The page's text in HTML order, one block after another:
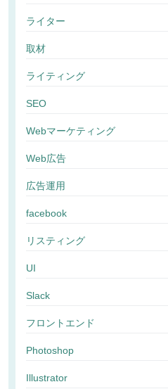
ライター
取材
ライティング
SEO
Webマーケティング
Web広告
広告運用
facebook
リスティング
UI
Slack
フロントエンド
Photoshop
Illustrator